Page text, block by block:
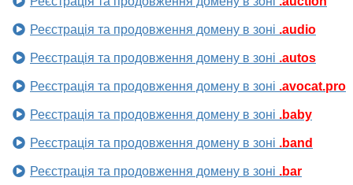
Реєстрація та продовження домену в зоні .audio
Реєстрація та продовження домену в зоні .autos
Реєстрація та продовження домену в зоні .avocat.pro
Реєстрація та продовження домену в зоні .baby
Реєстрація та продовження домену в зоні .band
Реєстрація та продовження домену в зоні .bar